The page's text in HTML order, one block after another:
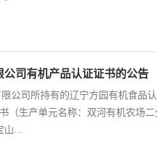
司有机产品认证证书的公告
公司所持有的辽宁方园有机食品
（生产单元名称：双河有机农场
...